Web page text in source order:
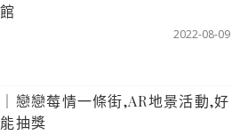
2022-08-09
戀戀莓情一條街,AR地景活動,好
抽獎